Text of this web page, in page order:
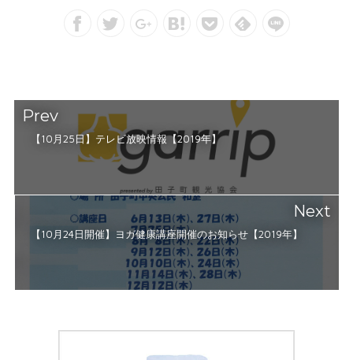
Prev
【10月25日】テレビ放映情報【2019年】
Next
【10月24日開催】ヨガ健康講座開催のお知らせ【2019年】